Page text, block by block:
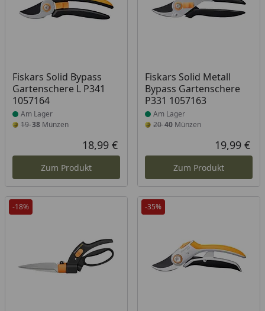
Fiskars Solid Bypass
Gartenschere L P341
1057164
Produkt am Lager
Am Lager
1938 Münzen
Aktueller Preis
18,99 €
Zum Produkt
Fiskars Solid Metall
Bypass Gartenschere
P331 1057163
Produkt am Lager
Am Lager
2040Münzen
19,99 €
Zum Produkt
-18% -35%